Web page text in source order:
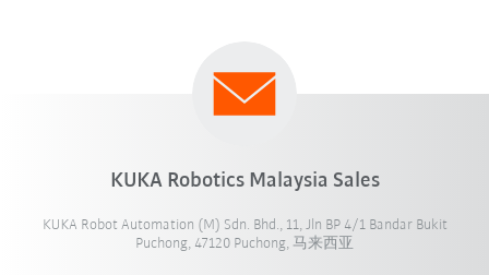
KUKA Robotics Malaysia Sales
KUKA Robot Automation (M) Sdn. Bhd., 11, Jln BP 4/1 Bandar Bukit
Puchong, 47120 Puchong, 马来西亚